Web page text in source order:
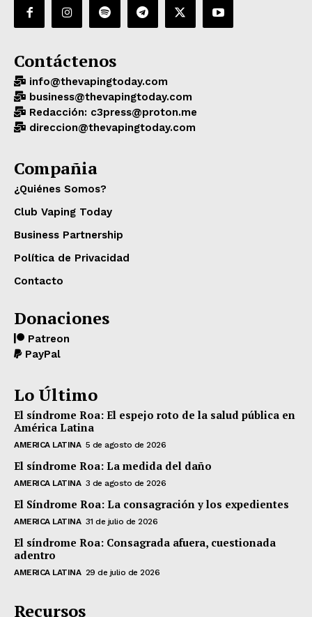
Contáctenos
info@thevapingtoday.com
business@thevapingtoday.com
Redacción: c3press@proton.me
direccion@thevapingtoday.com
Compañia
¿Quiénes Somos?
Club Vaping Today
Business Partnership
Política de Privacidad
Contacto
Donaciones
Patreon
PayPal
Lo Último
El síndrome Roa: El espejo roto de la salud pública en
América Latina
AMERICA LATINA 5 de agosto de 2026
El síndrome Roa: La medida del daño
AMERICA LATINA 3 de agosto de 2026
El Síndrome Roa: La consagración y los expedientes
AMERICA LATINA 31 de julio de 2026
El síndrome Roa: Consagrada afuera, cuestionada
adentro
AMERICA LATINA 29 de julio de 2026
Recursos